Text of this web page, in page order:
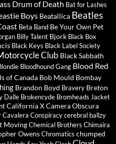
Drum of Death Bat for Lashes
Boys Beatallica Beatles
Beta Band Be Your Own Pet
Billy Talent Bjork Black Box
Black Keys Black Label Society
Club Black Sabbath
Bloodhound Gang Blood Red
of Canada Bob Mould Bombay
Brandon Boyd Bravery Breton
Dalle Brokencyde Bromheads Jacket
California XCamera Obscura
Cavalera Conspiracycerebral ballzy
MovingChemical Brothers Chimaira
OwensChromatics chumped